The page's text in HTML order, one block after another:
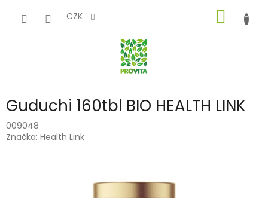
CZK
KOŠÍK
Guduchi 160tbl BIO HEALTH LINK
009048
Značka: Health Link